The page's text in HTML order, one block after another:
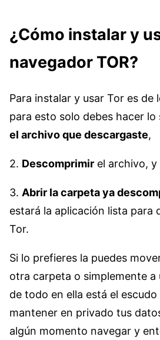
¿Cómo instalar y
navegador TOR?
Para instalar y usar Tor es de
para esto solo debes hacer lo
el archivo que descargaste,
2. Descomprimir el archivo,
3. Abrir la carpeta ya
estará la aplicación lista para
Tor.
Si lo prefieres la puedes
otra carpeta o simplemente a
de todo en ella está el
mantener en privado tus
algún momento navegar y